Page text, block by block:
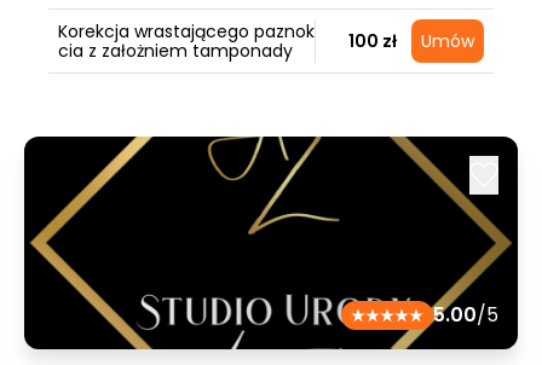
Korekcja wrastającego paznok
cia z założniem tamponady
100 zł Umów
5.00/5